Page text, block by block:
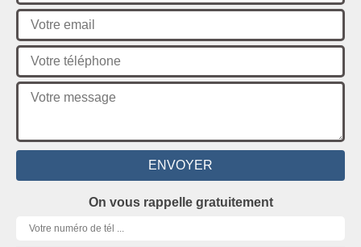
On vous rappelle gratuitement